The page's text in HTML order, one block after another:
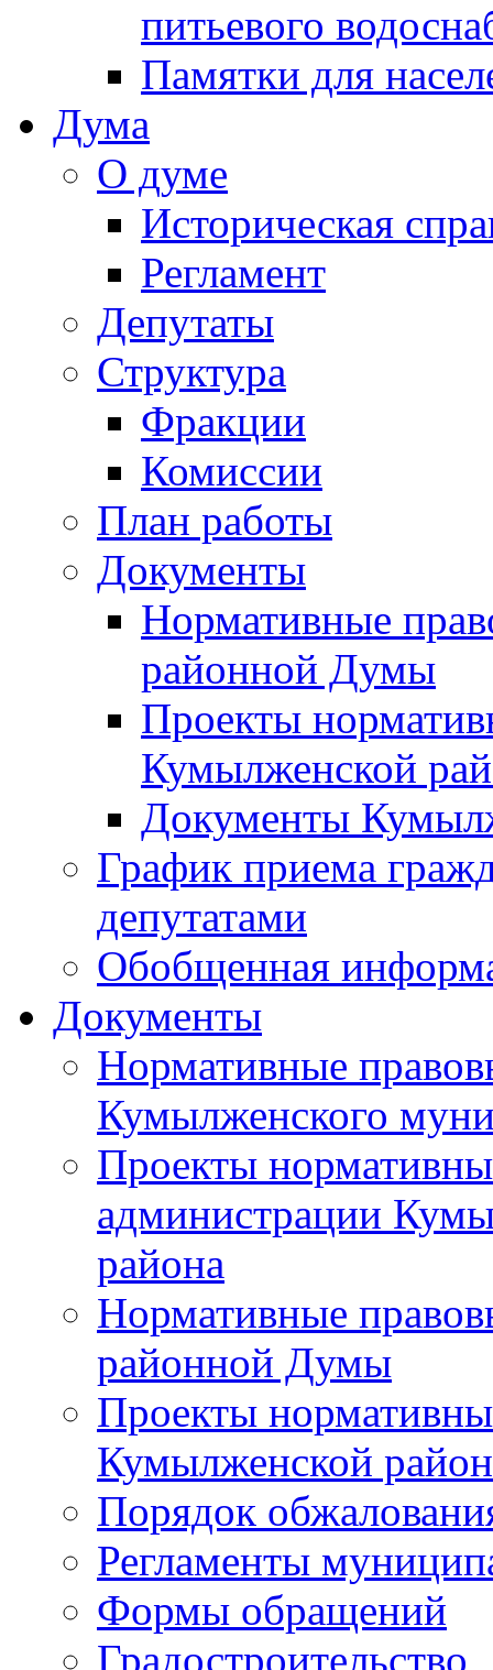
питьевого
Памятки для
Дума
О думе
Историческая
Регламент
Депутаты
Структура
Фракции
Комиссии
План работы
Документы
Нормативные
районной Думы
Проекты
Кумылженской
Документы
График приема
депутатами
Обобщенная
Документы
Нормативные
Кумылженского
Проекты
администрации
района
Нормативные
районной Думы
Проекты
Кумылженской
Порядок
Регламенты
Формы обращений
Градостроительство